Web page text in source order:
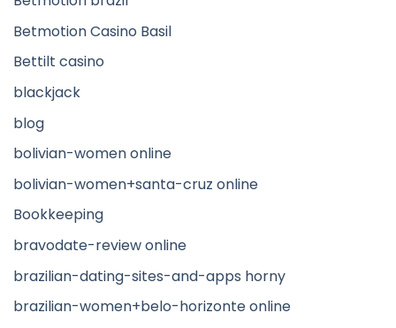
Betmotion Casino Basil
Bettilt casino
blackjack
blog
bolivian-women online
bolivian-women+santa-cruz online
Bookkeeping
bravodate-review online
brazilian-dating-sites-and-apps horny
brazilian-women+belo-horizonte online